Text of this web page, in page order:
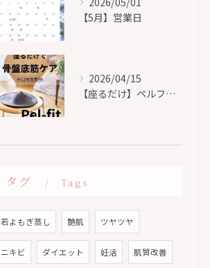
【5月】営業日
2026/04/15
【座るだけ】ペルフィット
タグ Tags
若よもぎ蒸し 艶肌 ツヤツヤ
ニキビ ダイエット 妊活 肌質改善